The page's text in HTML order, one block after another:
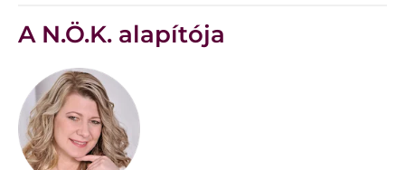
A N.Ö.K. alapítója